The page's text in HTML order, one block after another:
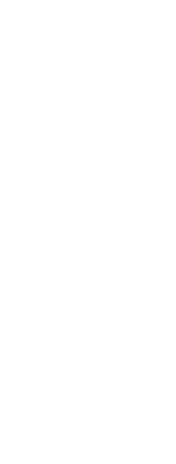
sostuvo
la
en
para
se impone al
da por
a C.I.P.,
tras la
de otra
en labores
el agente
una de las